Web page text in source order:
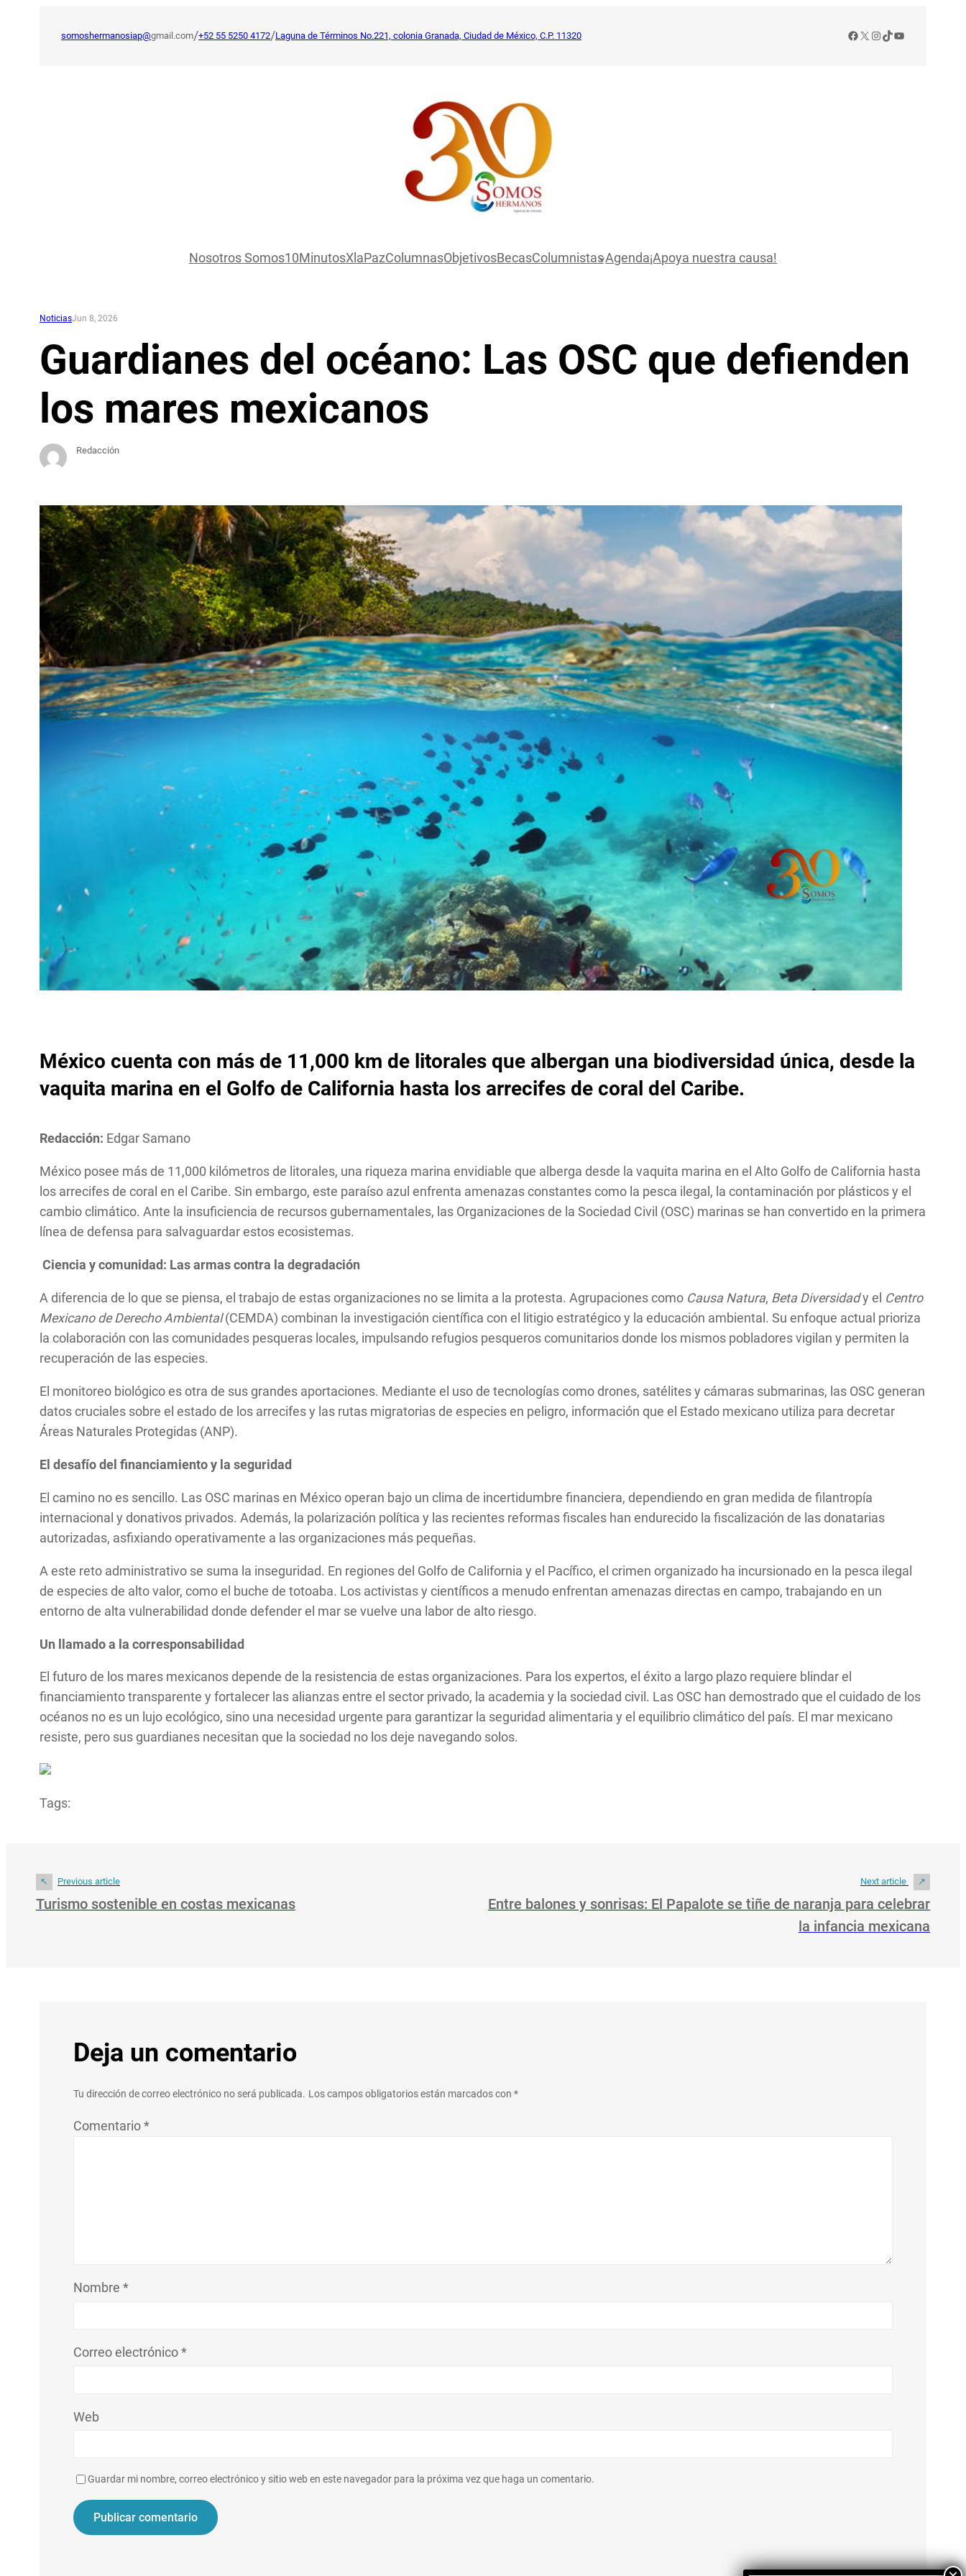
somoshermanosiap@gmail.com/+52 55 5250 4172/Laguna de Términos No.221, colonia Granada, Ciudad de México, C.P. 11320 Facebook
X Instagram
TikTok
YouTube
Nosotros Somos10MinutosXlaPazColumnasObjetivosBecasColumnistasAgenda¡Apoya nuestra causa!
NoticiasJun 8, 2026
Guardianes del océano: Las OSC que defienden
los mares mexicanos
Redacción
México cuenta con más de 11,000 km de litorales que albergan una biodiversidad única, desde la
vaquita marina en el Golfo de California hasta los arrecifes de coral del Caribe.
Redacción: EdgarSamano
México posee más de 11,000 kilómetros de litorales, una riqueza marina envidiable que alberga desde la vaquita marina en el Alto Golfo de California hasta
los arrecifes de coral en el Caribe. Sin embargo, este paraíso azul enfrenta amenazas constantes como la pesca ilegal, la contaminación por plásticos y el
cambio climático. Ante la insuficiencia de recursos gubernamentales, las Organizaciones de la Sociedad Civil (OSC) marinas se han convertido en la primera
línea de defensa para salvaguardar estos ecosistemas.
Ciencia y comunidad: Las armas contra la degradación
A diferencia de lo que se piensa, el trabajo de estas organizaciones no se limita a la protesta. Agrupaciones como Causa Natura, Beta Diversidady el Centro
Mexicano de Derecho Ambiental(CEMDA) combinan la investigación científica con el litigio estratégico y la educación ambiental. Su enfoque actual prioriza
la colaboración con las comunidades pesqueras locales, impulsando refugios pesqueros comunitarios donde los mismos pobladores vigilan y permiten la
recuperación de las especies.
El monitoreo biológico es otra de sus grandes aportaciones. Mediante el uso de tecnologías como drones, satélites y cámaras submarinas, las OSC generan
datos cruciales sobre el estado de los arrecifes y las rutas migratorias de especies en peligro, información que el Estado mexicano utiliza para decretar
Áreas Naturales Protegidas (ANP).
El desafío del financiamiento y la seguridad
El camino no es sencillo. Las OSC marinas en México operan bajo un clima de incertidumbre financiera, dependiendo en gran medida de filantropía
internacional y donativos privados. Además, la polarización política y las recientes reformas fiscales han endurecido la fiscalización de las donatarias
autorizadas, asfixiando operativamente a las organizaciones más pequeñas.
A este reto administrativo se suma la inseguridad. En regiones del Golfo de California y el Pacífico, el crimen organizado ha incursionado en la pesca ilegal
de especies de alto valor, como el buche de totoaba. Los activistas y científicos a menudo enfrentan amenazas directas en campo, trabajando en un
entorno de alta vulnerabilidad donde defender el mar se vuelve una labor de alto riesgo.
Un llamado a la corresponsabilidad
El futuro de los mares mexicanos depende de la resistencia de estas organizaciones. Para los expertos, el éxito a largo plazo requiere blindar el
financiamiento transparente y fortalecer las alianzas entre el sector privado, la academia y la sociedad civil. Las OSC han demostrado que el cuidado de los
océanos no es un lujo ecológico, sino una necesidad urgente para garantizar la seguridad alimentaria y el equilibrio climático del país. El mar mexicano
resiste, pero sus guardianes necesitan que la sociedad no los deje navegando solos.
Tags:
Previous article
Turismo sostenible en costas mexicanas
Next article
Entre balones y sonrisas: El Papalote se tiñe de naranja para celebrar
la infancia mexicana
Deja un comentario
Tu dirección de correo electrónico no será publicada. Los campos obligatorios están marcados con*
Comentario*
Nombre*
Correo electrónico*
Web
Guardar mi nombre, correo electrónico y sitio web en este navegador para la próxima vez que haga un comentario.